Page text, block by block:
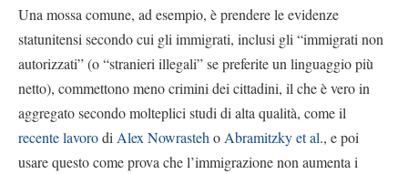
Una mossa comune, ad esempio, è prendere le evidenze
statunitensi secondo cui gli immigrati, inclusi gli “immigrati non
autorizzati” (o “stranieri illegali” se preferite un linguaggio più
netto), commettono meno crimini dei cittadini, il che è vero in
aggregato secondo molteplici studi di alta qualità, come il
recente lavorodi Alex Nowrasteh o Abramitzky et al., e poi
usare questo come prova che l’immigrazione non aumenta i